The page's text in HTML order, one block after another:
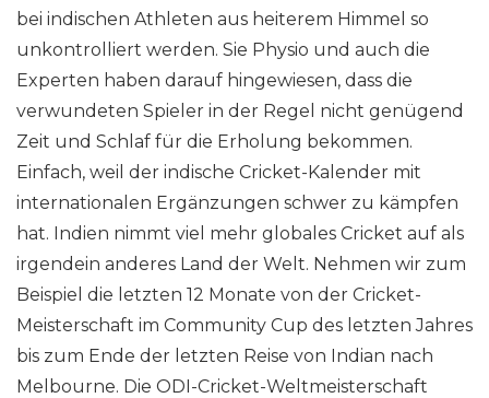
bei indischen Athleten aus heiterem Himmel so
unkontrolliert werden. Sie Physio und auch die
Experten haben darauf hingewiesen, dass die
verwundeten Spieler in der Regel nicht genügend
Zeit und Schlaf für die Erholung bekommen.
Einfach, weil der indische Cricket-Kalender mit
internationalen Ergänzungen schwer zu kämpfen
hat. Indien nimmt viel mehr globales Cricket auf als
irgendein anderes Land der Welt. Nehmen wir zum
Beispiel die letzten 12 Monate von der Cricket-
Meisterschaft im Community Cup des letzten Jahres
bis zum Ende der letzten Reise von Indian nach
Melbourne. Die ODI-Cricket-Weltmeisterschaft